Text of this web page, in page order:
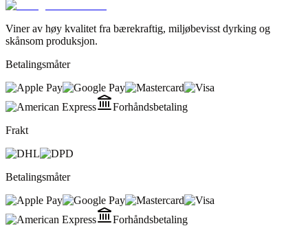
Viner av høy kvalitet fra bærekraftig, miljøbevisst dyrking og
skånsom produksjon.
Betalingsmåter
Forhåndsbetaling
Frakt
Betalingsmåter
Forhåndsbetaling